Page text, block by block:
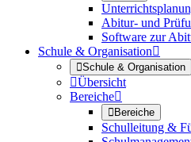
Abitur- und
Software zur
Schule & Organisation
Schule & Organisation
Übersicht
Bereiche
Bereiche
Schulleitung &